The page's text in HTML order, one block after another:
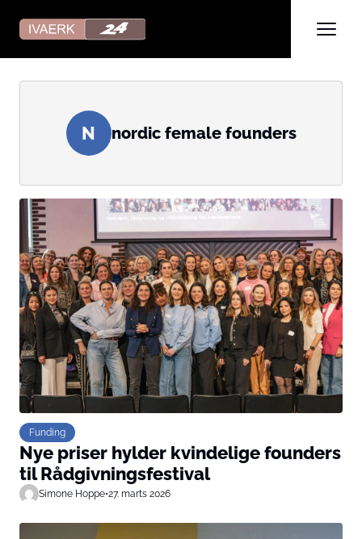
N nordic female founders
Funding
Nye priser hylder kvindelige founders
til Rådgivningsfestival
Simone Hoppe•27. marts 2026